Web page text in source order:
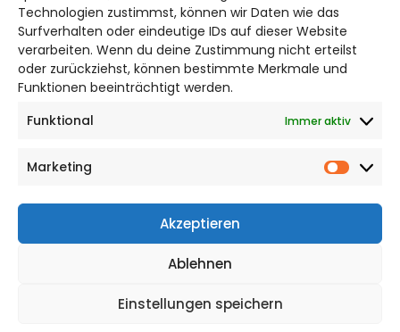
Technologien zustimmst, können wir Daten wie das
Surfverhalten oder eindeutige IDs auf dieser Website
verarbeiten. Wenn du deine Zustimmung nicht erteilst
oder zurückziehst, können bestimmte Merkmale und
Funktionen beeinträchtigt werden.
Funktional
Immer aktiv
Marketing
Akzeptieren
Ablehnen
Einstellungen speichern
38100 Braunschweig
Telefon: 0531 387220 – 65
DAS STADTMAGAZIN FÜR HILDESHEIM
Impressum
Cookie Richtlinie
CITYLIFE! BEI FACEBOOK